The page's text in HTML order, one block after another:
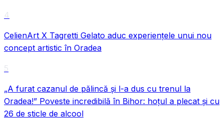
4
CelienArt X Tagretti Gelato aduc experiențele unui nou
concept artistic în Oradea
5
„A furat cazanul de pălincă și l-a dus cu trenul la
Oradea!” Poveste incredibilă în Bihor: hoțul a plecat și cu
26 de sticle de alcool